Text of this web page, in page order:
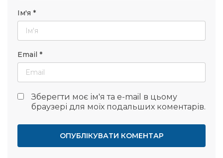
Ім'я *
Email *
Зберегти моє ім'я та e-mail в цьому
браузері для моїх подальших коментарів.